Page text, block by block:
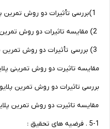
مقایسه تاثیرت دو روش تمرینی
بررسی تاثیرات دو روش تمرین
مقایسه تاثیرت دو روش تمرین
5-1 . فرضیه های تحقیق :